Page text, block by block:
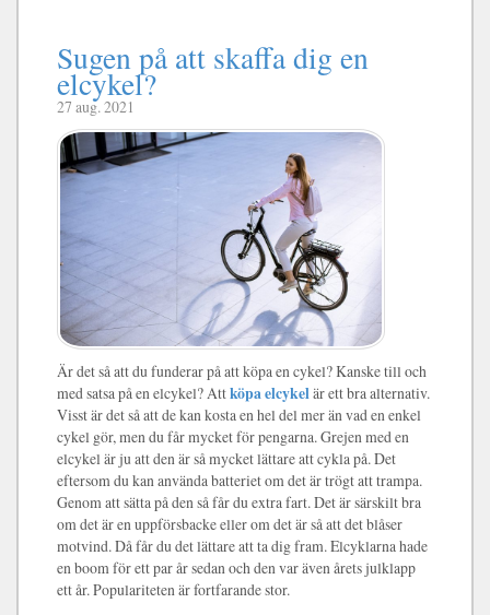
Sugen på att skaffa dig en
elcykel?
27 aug. 2021
Är det så att du funderar på att köpa en cykel? Kanske till och
med satsa på en elcykel? Attköpa elcykelär ett bra alternativ.
Visst är det så att de kan kosta en hel del mer än vad en enkel
cykel gör, men du får mycket för pengarna. Grejen med en
elcykel är ju att den är så mycket lättare att cykla på. Det
eftersom du kan använda batteriet om det är trögt att trampa.
Genom att sätta på den så får du extra fart. Det är särskilt bra
om det är en uppförsbacke eller om det är så att det blåser
motvind. Då får du det lättare att ta dig fram. Elcyklarna hade
en boom för ett par år sedan och den var även årets julklapp
ett år. Populariteten är fortfarande stor.